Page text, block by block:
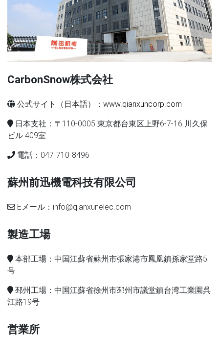
CarbonSnow株式会社
公式サイト（日本語）： www.qianxuncorp.com
日本支社：〒110-0005 東京都台東区上野6-7-16 川久保
ビル 409室
電話：047-710-8496
蘇州前迅機電科技有限公司
Eメール：info@qianxunelec.com
製造工場
本部工場：中国江蘇省蘇州市張家港市鳳凰鎮孫家堂路5
号
邳州工場：中国江蘇省徐州市邳州市議堂鎮台湾工業園呉
江路19号
営業所